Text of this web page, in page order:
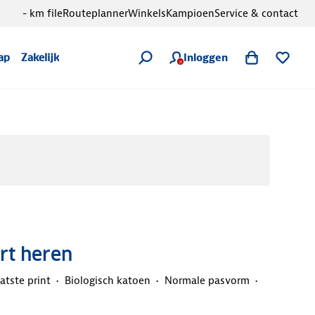
Zakelijk Inloggen
- km fileRouteplannerWinkelsKampioenService & contact
heren
print Biologisch katoen
Normale pasvorm